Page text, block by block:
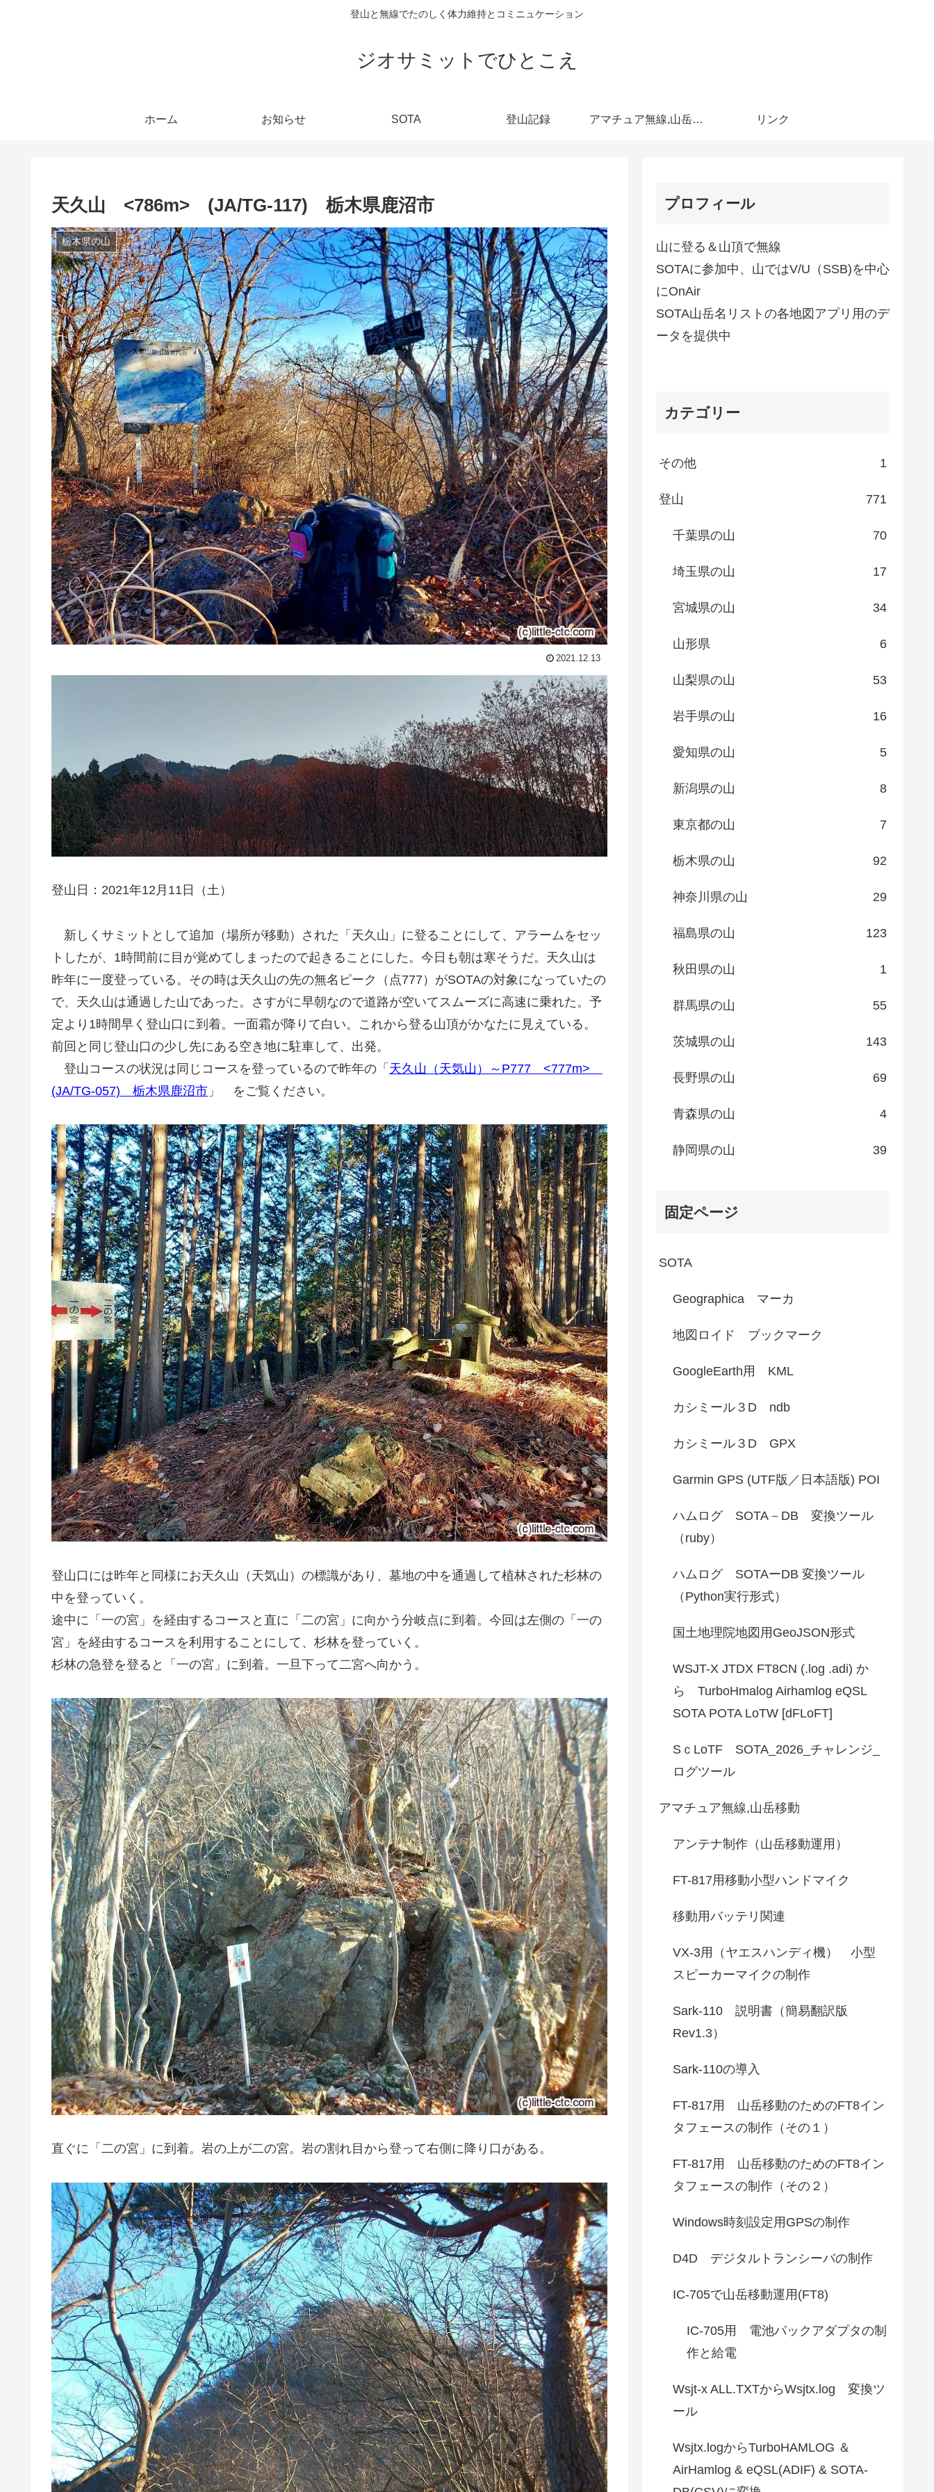
登山と無線でたのしく体力維持とコミニュケーション
ジオサミットでひとこえ
ホーム お知らせ SOTA 登山記録 アマチュア無線,山岳移動 リンク
天久山 <786m> (JA/TG-117) 栃木県鹿沼市
栃木県の山
2021.12.13
登山日：2021年12月11日（土）
新しくサミットとして追加（場所が移動）された「天久山」に登ることにして、アラームをセッ
トしたが、1時間前に目が覚めてしまったので起きることにした。今日も朝は寒そうだ。天久山は
昨年に一度登っている。その時は天久山の先の無名ピーク（点777）がSOTAの対象になっていたの
で、天久山は通過した山であった。さすがに早朝なので道路が空いてスムーズに高速に乗れた。予
定より1時間早く登山口に到着。一面霜が降りて白い。これから登る山頂がかなたに見えている。
前回と同じ登山口の少し先にある空き地に駐車して、出発。
登山コースの状況は同じコースを登っているので昨年の「 天久山（天気山）～P777 <777m>
(JA/TG-057) 栃木県鹿沼市 」 をご覧ください。
登山口には昨年と同様にお天久山（天気山）の標識があり、墓地の中を通過して植林された杉林の
中を登っていく。
途中に「一の宮」を経由するコースと直に「二の宮」に向かう分岐点に到着。今回は左側の「一の
宮」を経由するコースを利用することにして、杉林を登っていく。
杉林の急登を登ると「一の宮」に到着。一旦下って二宮へ向かう。
直ぐに「二の宮」に到着。岩の上が二の宮。岩の割れ目から登って右側に降り口がある。
プロフィール
山に登る＆山頂で無線
SOTAに参加中、山ではV/U（SSB)を中心
にOnAir
SOTA山岳名リストの各地図アプリ用のデ
ータを提供中
カテゴリー
その他 1
登山 771
千葉県の山 70
埼玉県の山 17
宮城県の山 34
山形県 6
山梨県の山 53
岩手県の山 16
愛知県の山 5
新潟県の山 8
東京都の山 7
栃木県の山 92
神奈川県の山 29
福島県の山 123
秋田県の山 1
群馬県の山 55
茨城県の山 143
長野県の山 69
青森県の山 4
静岡県の山 39
固定ページ
SOTA
Geographica マーカ
地図ロイド ブックマーク
GoogleEarth用 KML
カシミール３D ndb
カシミール３D GPX
Garmin GPS (UTF版／日本語版) POI
ハムログ SOTA－DB 変換ツール
（ruby）
ハムログ SOTAーDB 変換ツール
（Python実行形式）
国土地理院地図用GeoJSON形式
WSJT-X JTDX FT8CN (.log .adi) か
ら TurboHmalog Airhamlog eQSL
SOTA POTA LoTW [dFLoFT]
SｃLoTF SOTA_2026_チャレンジ_
ログツール
アマチュア無線,山岳移動
アンテナ制作（山岳移動運用）
FT-817用移動小型ハンドマイク
移動用バッテリ関連
VX-3用（ヤエスハンディ機） 小型
スピーカーマイクの制作
Sark-110 説明書（簡易翻訳版
Rev1.3）
Sark-110の導入
FT-817用 山岳移動のためのFT8イン
タフェースの制作（その１）
FT-817用 山岳移動のためのFT8イン
タフェースの制作（その２）
Windows時刻設定用GPSの制作
D4D デジタルトランシーバの制作
IC-705で山岳移動運用(FT8)
IC-705用 電池パックアダプタの制
作と給電
Wsjt-x ALL.TXTからWsjtx.log 変換ツ
ール
Wsjtx.logからTurboHAMLOG ＆
AirHamlog & eQSL(ADIF) & SOTA-